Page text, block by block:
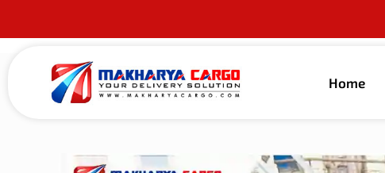
Home
Published by alma gunaon 27 Juni 2026